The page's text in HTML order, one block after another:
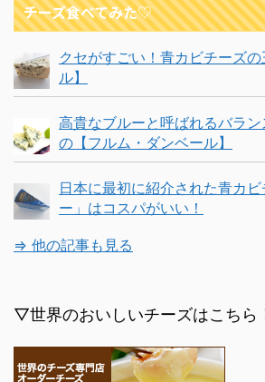
チーズ食べてみた♡
クセがすごい！青カビチーズ
ル】
高貴なブルーと呼ばれるバラ
の【フルム・ダンベール】
日本に最初に紹介された青カ
ー」はコスパがいい！
⇒ 他の記事も見る
▽世界のおいしいチーズはこちら